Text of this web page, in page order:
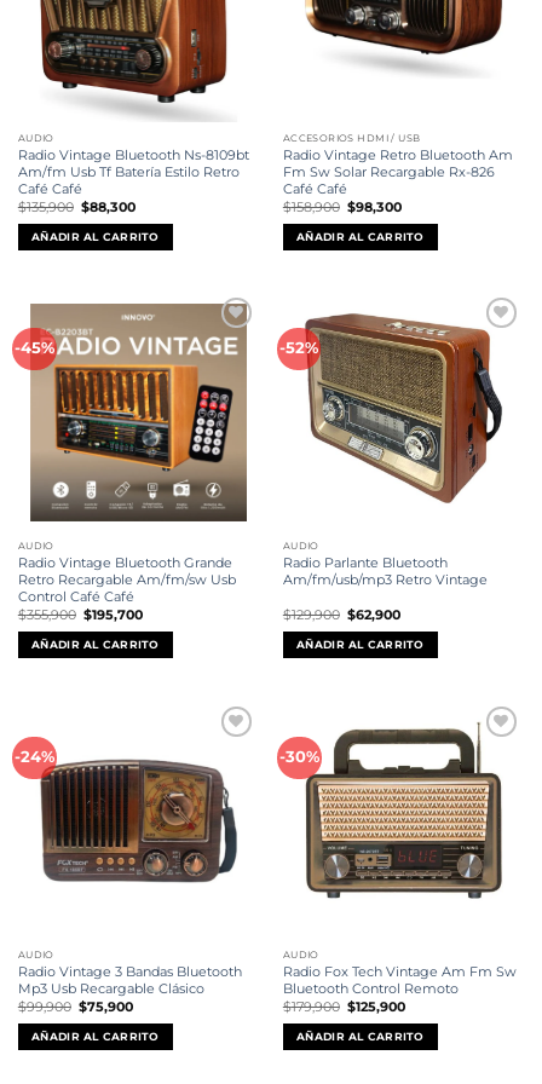
AUDIO
Radio Vintage Bluetooth Ns-8109bt
Am/fm Usb Tf Batería Estilo Retro
Café Café
$135,900 El
precio
original
era:
$135,900.
$88,300El
actual
es:
$88,300.
AÑADIR AL CARRITO
ACCESORIOS HDMI / USB
Radio Vintage Retro Bluetooth Am
Fm Sw Solar Recargable Rx-826
Café Café
$158,900 El
precio
original
era:
$158,900.
$98,300El
actual
es:
$98,300.
AÑADIR AL CARRITO
-45%
Añadir
a la
AUDIO
Radio Vintage Bluetooth Grande
Retro Recargable Am/fm/sw Usb
Control Café Café
$355,900 El
precio
original
era:
$355,900.
$195,700El
actual
es:
$195,700.
AÑADIR AL CARRITO
-52%
Añadir
a la
lista de
deseos
AUDIO
Radio Parlante Bluetooth
Am/fm/usb/mp3 Retro Vintage
$129,900 El
precio
original
era:
$129,900.
$62,900El
actual
es:
$62,900.
AÑADIR AL CARRITO
-24%
lista de
deseos
AUDIO
Radio Vintage 3 Bandas Bluetooth
Mp3 Usb Recargable Clásico
$99,900 El
precio
original
era:
$99,900.
$75,900El
actual
es:
$75,900.
AÑADIR AL CARRITO
-30%
Añadir
lista de
deseos
AUDIO
Radio Fox Tech Vintage Am Fm Sw
Bluetooth Control Remoto
$179,900 El
precio
original
era:
$179,900.
$125,900El
actual
es:
$125,900.
AÑADIR AL CARRITO